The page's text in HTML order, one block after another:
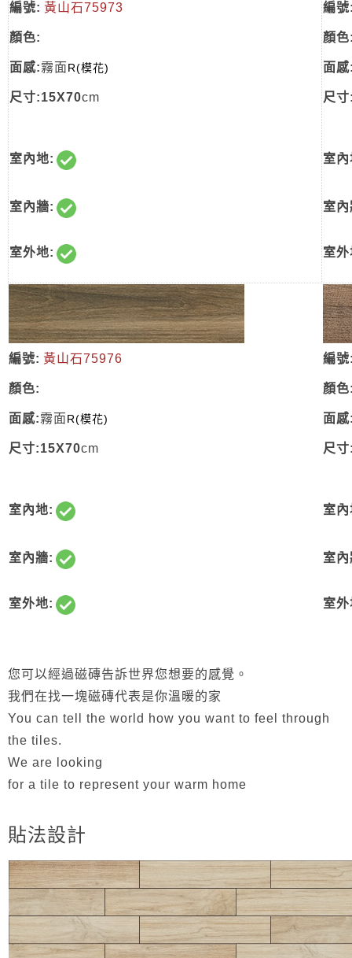
編號: 黃山石75973
顏色:
面感:霧面R(模花)
尺寸:15X70cm
室內地:
室內牆:
室外地:
編
顏
面
尺
室
室
室
編號: 黃山石75976
顏色:
面感:霧面R(模花)
尺寸:15X70cm
室內地:
室內牆:
室外地:
編
顏
面
尺
室
室
室
您可以經過磁磚告訴世界您想要的感覺。
我們在找一塊磁磚代表是你溫暖的家
You can tell the world how you want to feel through
the tiles.
We are looking
for a tile to represent your warm home
貼法設計